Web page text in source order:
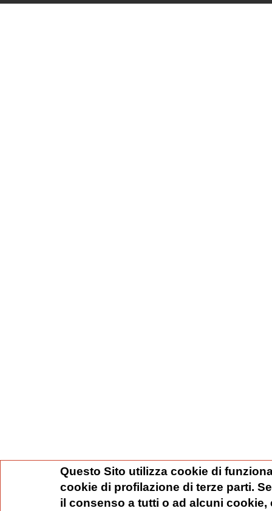
Questo Sito utilizza cookie di
cookie di profilazione di terze parti.
il consenso a tutti o ad alcuni